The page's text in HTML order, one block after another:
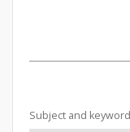
Subject and